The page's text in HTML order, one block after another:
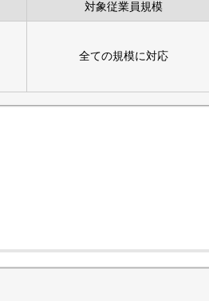
対象従業員規模
全ての規模に対応